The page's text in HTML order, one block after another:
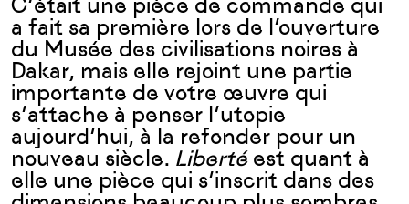
a fait sa première lors de l’ouverture
du Musée des civilisations noires à
Dakar, mais elle rejoint une partie
importante de votre œuvre qui
s’attache à penser l’utopie
aujourd’hui, à la refonder pour un
nouveau siècle. Liberté est quant à
elle une pièce qui s’inscrit dans des